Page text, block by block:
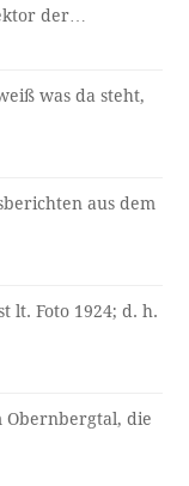
der…
was da steht,
aus dem
lt. Foto 1924; d. h.
Obernbergtal, die